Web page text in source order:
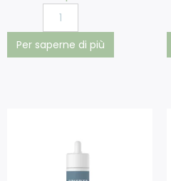
Per saperne di più